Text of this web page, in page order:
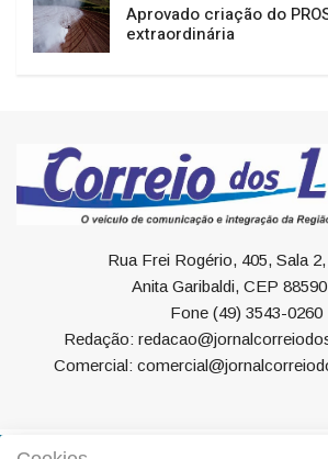
Aprovado criação do
extraordinária
Rua Frei Rogério, 405, Sala
Anita Garibaldi, CEP
Fone (49) 3543-0260
Redação:
Comercial: